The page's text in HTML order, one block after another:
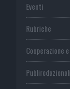
Eventi
Rubriche
Cooperazione
Publiredazionali